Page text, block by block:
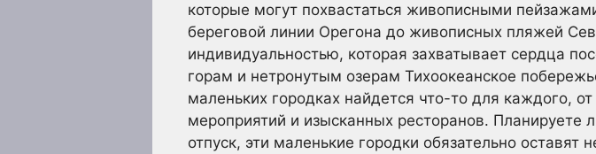
которые могут похвастаться живописными
береговой линии Орегона до живописных пляжей
индивидуальностью, которая захватывает сердца
горам и нетронутым озерам Тихоокеанское
маленьких городках найдется что-то для каждого,
мероприятий и изысканных ресторанов.
отпуск, эти маленькие городки обязательно оставят